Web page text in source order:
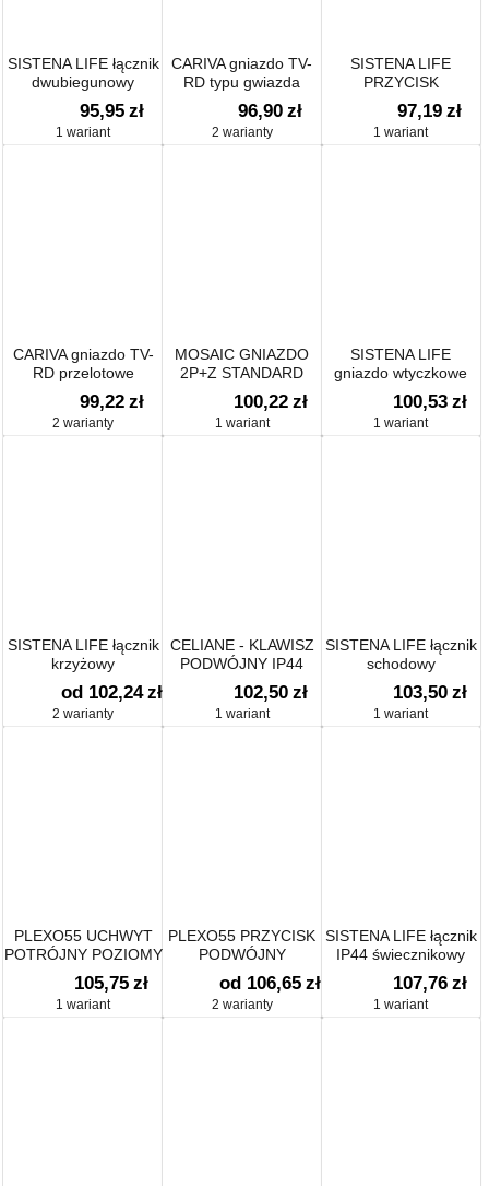
SISTENA LIFE łącznik
dwubiegunowy
95,95 zł
1 wariant
CARIVA gniazdo TV-
RD typu gwiazda
96,90 zł
2 warianty
SISTENA LIFE
PRZYCISK
JEDNOBIEGUNOWY
Z NIEZALEŻNYM
OBWODEM
97,19 zł
1 wariant
CARIVA gniazdo TV-
RD przelotowe
99,22 zł
2 warianty
MOSAIC GNIAZDO
2P+Z STANDARD
SZWEDZKI - 2
MODUŁY BIAŁE
TYP13
100,22 zł
1 wariant
SISTENA LIFE
gniazdo wtyczkowe
pojedyncze z blokadą
100,53 zł
1 wariant
SISTENA LIFE łącznik
krzyżowy
od 102,24 zł
2 warianty
CELIANE - KLAWISZ
PODWÓJNY IP44
102,50 zł
1 wariant
SISTENA LIFE łącznik
schodowy
podświetlany
103,50 zł
1 wariant
PLEXO55 UCHWYT
POTRÓJNY POZIOMY
DO INSTALACJI
PODTYNKOWEJ
105,75 zł
1 wariant
PLEXO55 PRZYCISK
PODWÓJNY
od 106,65 zł
2 warianty
SISTENA LIFE łącznik
IP44 świecznikowy
107,76 zł
1 wariant